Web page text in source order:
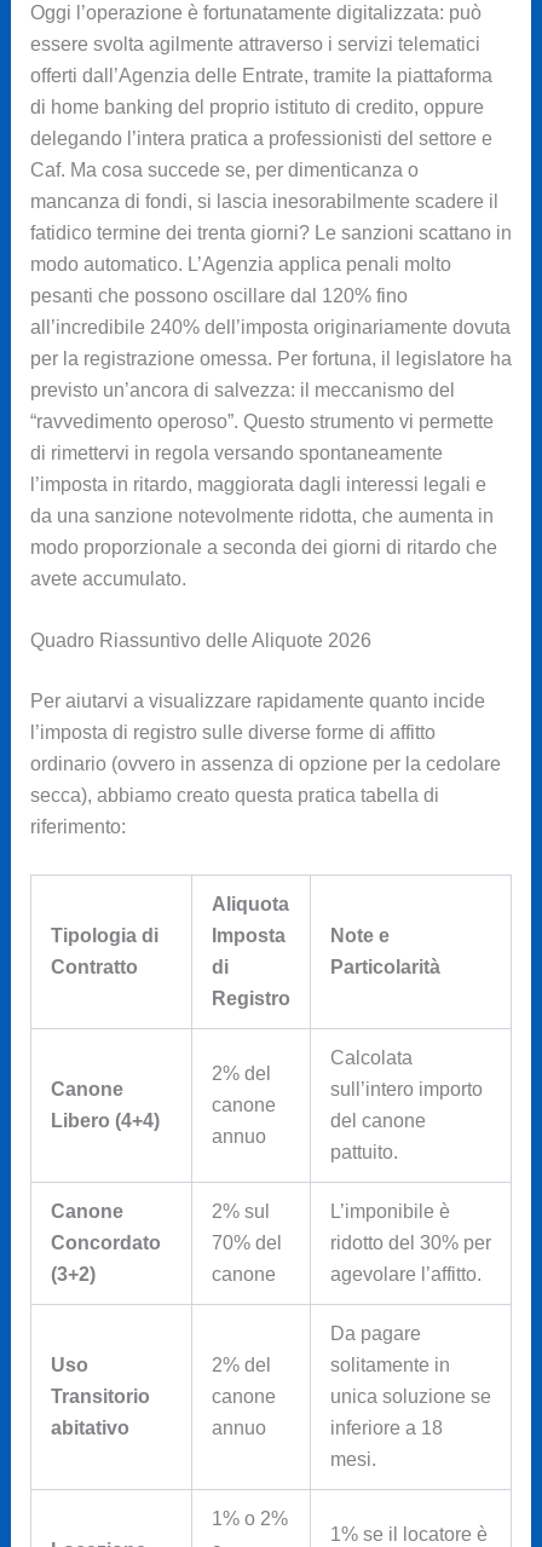
Oggi l’operazione è fortunatamente digitalizzata: può
essere svolta agilmente attraverso i servizi telematici
offerti dall’Agenzia delle Entrate, tramite la piattaforma
di home banking del proprio istituto di credito, oppure
delegando l’intera pratica a professionisti del settore e
Caf. Ma cosa succede se, per dimenticanza o
mancanza di fondi, si lascia inesorabilmente scadere il
fatidico termine dei trenta giorni? Le sanzioni scattano in
modo automatico. L’Agenzia applica penali molto
pesanti che possono oscillare dal 120% fino
all’incredibile 240% dell’imposta originariamente dovuta
per la registrazione omessa. Per fortuna, il legislatore ha
previsto un’ancora di salvezza: il meccanismo del
“ravvedimento operoso”. Questo strumento vi permette
di rimettervi in regola versando spontaneamente
l’imposta in ritardo, maggiorata dagli interessi legali e
da una sanzione notevolmente ridotta, che aumenta in
modo proporzionale a seconda dei giorni di ritardo che
avete accumulato.
Quadro Riassuntivo delle Aliquote 2026
Per aiutarvi a visualizzare rapidamente quanto incide
l’imposta di registro sulle diverse forme di affitto
ordinario (ovvero in assenza di opzione per la cedolare
secca), abbiamo creato questa pratica tabella di
riferimento:
Tipologia di
Contratto
Aliquota
Imposta
di
Registro
Note e
Particolarità
Canone
Libero (4+4)
2% del
canone
annuo
Calcolata
sull’intero importo
del canone
pattuito.
Canone
Concordato
(3+2)
2% sul
70% del
canone
L’imponibile è
ridotto del 30% per
agevolare l’affitto.
Uso
Transitorio
abitativo
2% del
canone
annuo
Da pagare
solitamente in
unica soluzione se
inferiore a 18
mesi.
1% o 2%
1% se il locatore è